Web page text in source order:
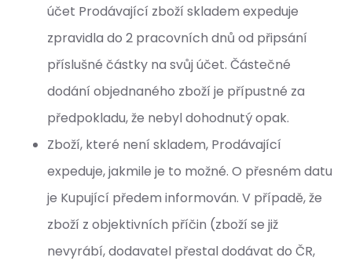
účet Prodávající zboží skladem expeduje
zpravidla do 2 pracovních dnů od připsání
příslušné částky na svůj účet. Částečné
dodání objednaného zboží je přípustné za
předpokladu, že nebyl dohodnutý opak.
Zboží, které není skladem, Prodávající
expeduje, jakmile je to možné. O přesném datu
je Kupující předem informován. V případě, že
zboží z objektivních příčin (zboží se již
nevyrábí, dodavatel přestal dodávat do ČR,